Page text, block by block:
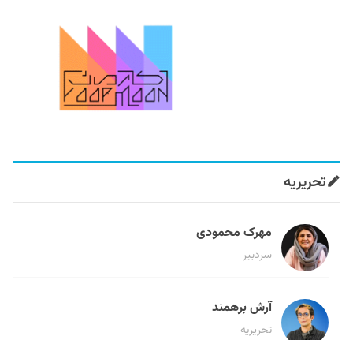
تحریریه
مهرک محمودی
سردبیر
آرش برهمند
تحریریه